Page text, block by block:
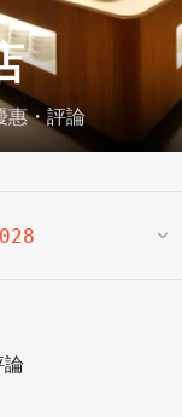
惠・評論
論